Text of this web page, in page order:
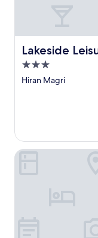
Lakeside
Lakeside Leisure
Properti
bintang
Hiran Magri
HOTEL THE ARCHI